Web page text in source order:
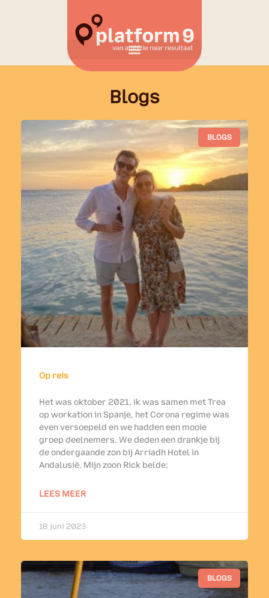
Blogs
BLOGS
Op reis
Het was oktober 2021, ik was samen met Trea
op workation in Spanje, het Corona regime was
even versoepeld en we hadden een mooie
groep deelnemers. We deden een drankje bij
de ondergaande zon bij Arriadh Hotel in
Andalusië. Mijn zoon Rick belde;
LEES MEER
18 juni 2023
BLOGS